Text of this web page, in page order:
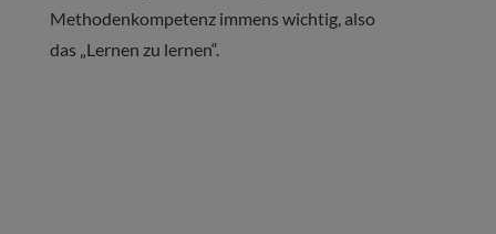
Methodenkompetenz immens wichtig, also
das „Lernen zu lernen“.